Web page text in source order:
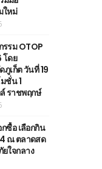
ใหม่
รม OTOP
โดย
เก็ต วันที่ 19
ชั่น 1
ราชพฤกษ์
ซื้อ เลือกกิน
ณ ตลาดสด
ใจกลาง